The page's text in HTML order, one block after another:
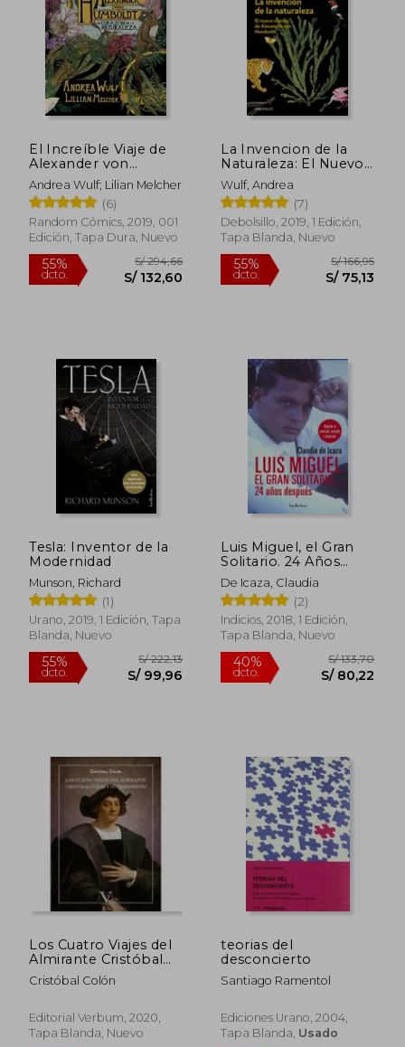
55%
dcto.
S/ 185,80
S/ 83,61
50%
dcto.
dcto. S/ 92,69 dcto.
El Increíble Viaje de
Alexander von
Humboldt al Corazón
de la Naturaleza
Andrea Wulf; Lilian Melcher
(6)
Random Cómics, 2019, 001
Edición, Tapa Dura, Nuevo
La Invencion de la
Naturaleza: El Nuevo
Mundo de Alexander
von Humboldt
Wulf, Andrea
(7)
Debolsillo, 2019, 1 Edición,
Tapa Blanda, Nuevo
Tesla: Inventor de la
Modernidad
Munson, Richard
(1)
Urano, 2019, 1 Edición, Tapa
Blanda, Nuevo
Luis Miguel, el Gran
Solitario. 24 Años
Después: Biografía no
Autorizada, Corregida
y Aumentada
(Indicios no Ficción)
De Icaza, Claudia
(2)
Indicios, 2018, 1 Edición,
Tapa Blanda, Nuevo
Los Cuatro Viajes del
Almirante Cristóbal
Colón y su
Testamento
Cristóbal Colón
Editorial Verbum, 2020,
Tapa Blanda, Nuevo
teorias del
desconcierto
Santiago Ramentol
Ediciones Urano, 2004,
Tapa Blanda, Usado